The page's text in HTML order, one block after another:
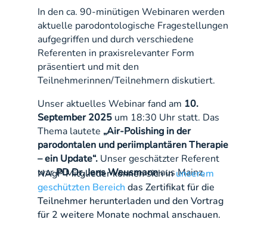
In den ca. 90-minütigen Webinaren werden
aktuelle parodontologische Fragestellungen
aufgegriffen und durch verschiedene
Referenten in praxisrelevanter Form
präsentiert und mit den
Teilnehmerinnen/Teilnehmern diskutiert.
Unser aktuelles Webinar fand am 10.
September 2025um 18:30 Uhr statt. Das
Thema lautete „Air-Polishingin der
parodontalen und periimplantärenTherapie
– ein Update“. Unser geschätzter Referent
warPD Dr. Jens Weusmannaus Mainz.
NAgP Mitglieder können sich inunserem
geschützten Bereich das Zertifikat für die
Teilnehmer herunterladen und den Vortrag
für 2 weitere Monate nochmal anschauen.